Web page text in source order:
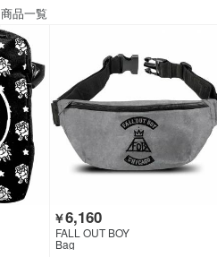
商品一覧
￥6,160
FALL OUT BOY
Bag